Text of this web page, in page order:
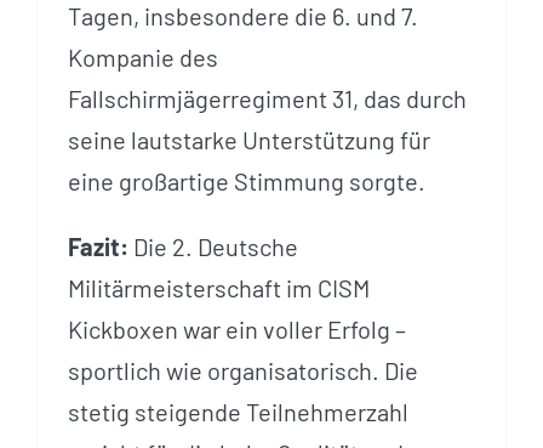
Tagen, insbesondere die 6. und 7.
Kompanie des
Fallschirmjägerregiment 31, das durch
seine lautstarke Unterstützung für
eine großartige Stimmung sorgte.
Fazit: Die 2. Deutsche
Militärmeisterschaft im CISM
Kickboxen war ein voller Erfolg –
sportlich wie organisatorisch. Die
stetig steigende Teilnehmerzahl